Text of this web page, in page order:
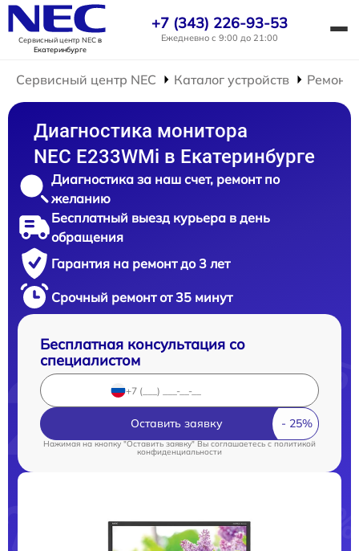
Сервисный центр NECв
Екатеринбурге
+7 (343) 226-93-53
Ежедневно с 9:00 до 21:00
Сервисный центр NEC Каталог устройств Ремонт
Диагностика монитора
NEC E233WMi в Екатеринбурге
Диагностика за наш счет, ремонт по
желанию
Бесплатный выезд курьера в день
обращения
Гарантия на ремонт до 3 лет
Срочный ремонт от 35 минут
Бесплатная консультация со
специалистом
Оставить заявку
Нажимая на кнопку "Оставить заявку" Вы соглашаетесь cполитикой
конфиденциальности